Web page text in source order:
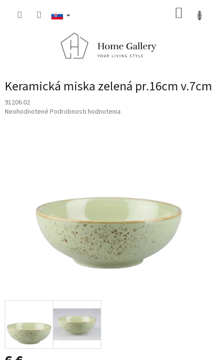
Keramická miska zelená pr.16cm v.7cm
91206.02
Priemerné
Neohodnotené Podrobnosti hodnotenia